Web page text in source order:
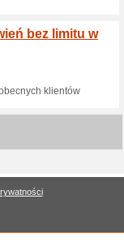
20
-20 %